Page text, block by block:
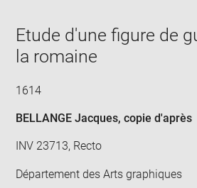
window
Etude d'une figure de
la romaine
1614
BELLANGE Jacques, copie d'après
INV 23713, Recto
Département des Arts graphiques